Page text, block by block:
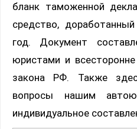
бланк таможенной
средство,
год. Документ
юристами и
закона РФ. Также
вопросы нашим
индивидуальное